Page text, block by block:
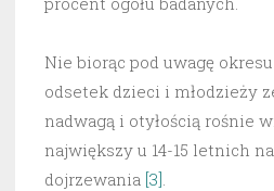
Nie biorąc pod uwagę
odsetek dzieci i młodzieży
nadwagą i otyłością rośnie
największy u 14-15 letnich
dojrzewania [3].